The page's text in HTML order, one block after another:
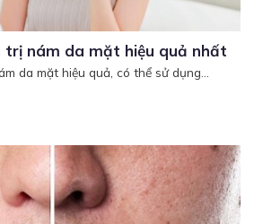
trị nám da mặt hiệu quả nhất
da mặt hiệu quả, có thể sử dụng...